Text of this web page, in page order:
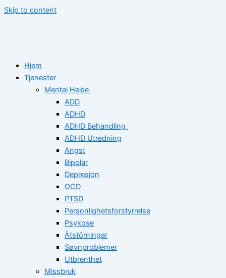
Skip to content
Hjem
Tjenester
Mental Helse
ADD
ADHD
ADHD Behandling
ADHD Utredning
Angst
Bipolar
Depresjon
OCD
PTSD
Personlighetsforstyrrelse
Psykose
Ätstörningar
Søvnproblemer
Utbrenthet
Missbruk